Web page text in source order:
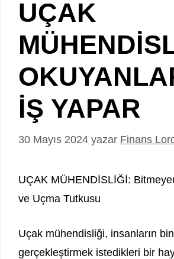
UÇAK
İŞ YAPAR
30 Mayıs 2024 yazar Finans
UÇAK MÜHENDİSLİĞİ:
ve Uçma Tutkusu
Uçak mühendisliği, insanların
gerçekleştirmek istedikleri bir